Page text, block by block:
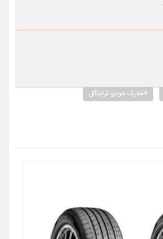
لاستیک خودرو تراینگل